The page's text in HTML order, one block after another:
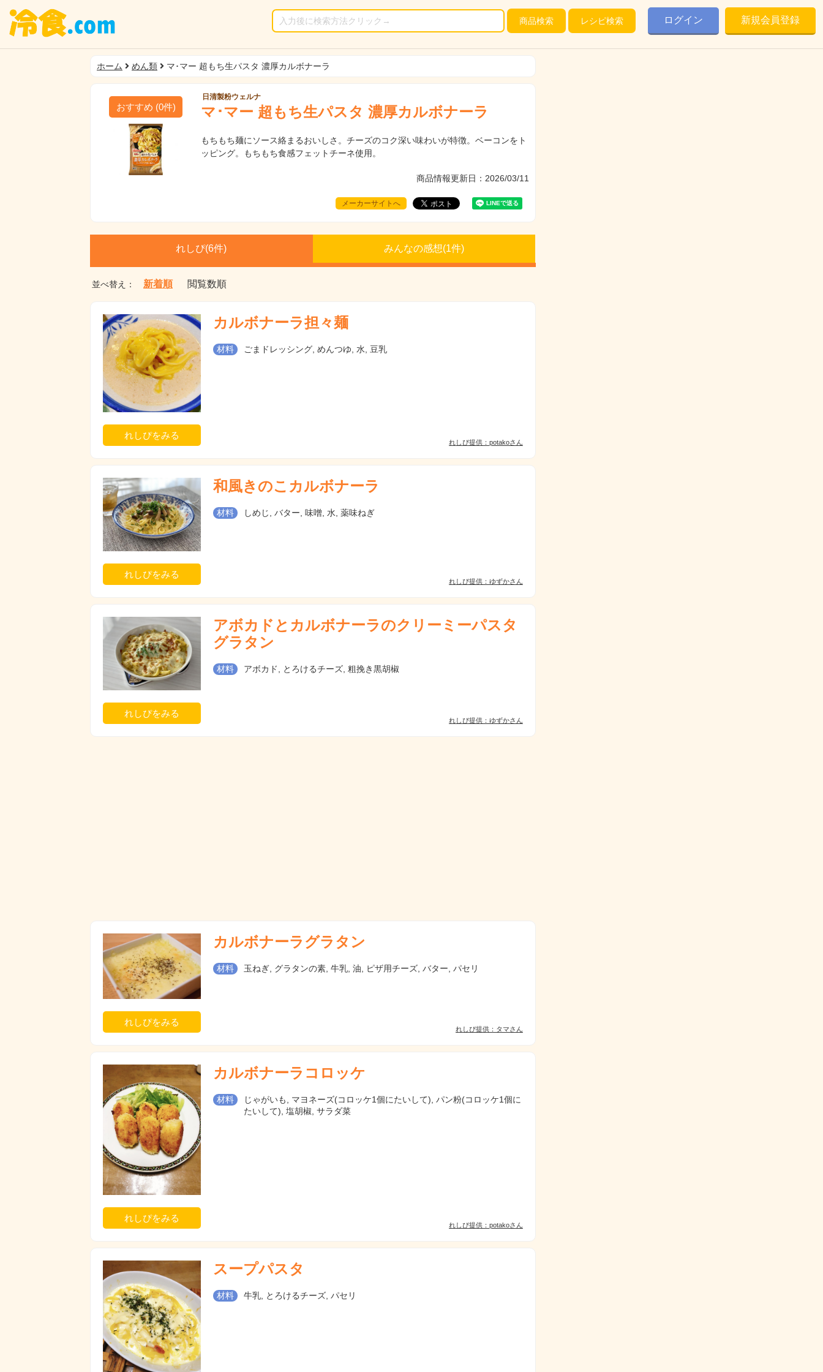
商品検索 レシピ検索 ログイン 新規会員登録
ホーム めん類 マ･マー 超もち生パスタ 濃厚カルボナーラ
おすすめ (0件)
日清製粉ウェルナ
マ･マー 超もち生パスタ 濃厚カルボナーラ
もちもち麺にソース絡まるおいしさ。チーズのコク深い味わいが特徴。ベーコンをト
ッピング。もちもち食感フェットチーネ使用。
商品情報更新日：2026/03/11
メーカーサイトへ
れしぴ(6件) みんなの感想(1件)
並べ替え： 新着順 閲覧数順
れしぴをみる
カルボナーラ担々麺
材料 ごまドレッシング, めんつゆ, 水, 豆乳
れしぴ提供：potakoさん
れしぴをみる
和風きのこカルボナーラ
材料 しめじ, バター, 味噌, 水, 薬味ねぎ
れしぴ提供：ゆずかさん
れしぴをみる
アボカドとカルボナーラのクリーミーパスタ
グラタン
材料 アボカド, とろけるチーズ, 粗挽き黒胡椒
れしぴ提供：ゆずかさん
れしぴをみる
カルボナーラグラタン
材料 玉ねぎ, グラタンの素, 牛乳, 油, ピザ用チーズ, バター, パセリ
れしぴ提供：タマさん
れしぴをみる
カルボナーラコロッケ
材料
じゃがいも, マヨネーズ(コロッケ1個にたいして), パン粉(コロッケ1個に
たいして), 塩胡椒, サラダ菜
れしぴ提供：potakoさん
スープパスタ
材料 牛乳, とろけるチーズ, パセリ